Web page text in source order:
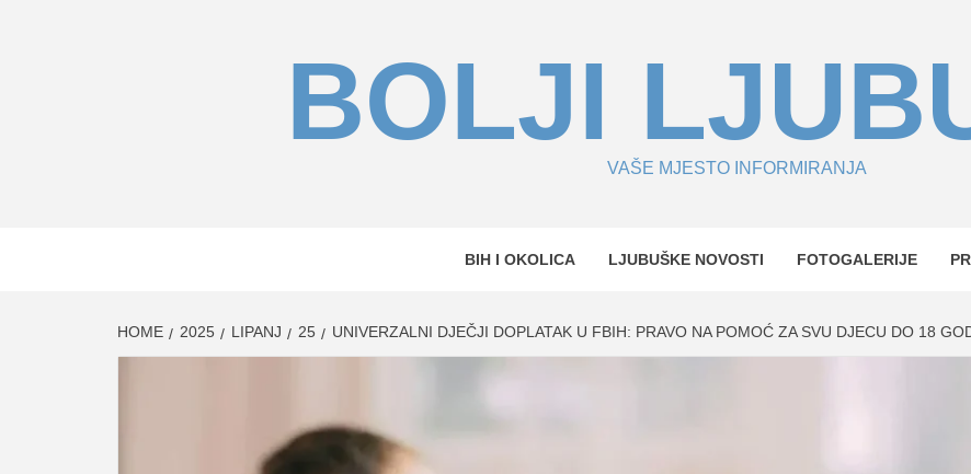
BOLJI
VAŠE MJESTO INFORMIRANJA
BIH I OKOLICA LJUBUŠKE NOVOSTI FOTOGALERIJE
HOME 2025 LIPANJ 25 UNIVERZALNI DJEČJI DOPLATAK U FBIH: PRAVO NA POMOĆ ZA SVU DJECU DO 18